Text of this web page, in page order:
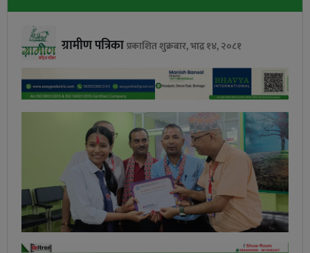
ग्रामीण पत्रिकाप्रकाशित शुक्रबार, भाद्र १४, २०८१